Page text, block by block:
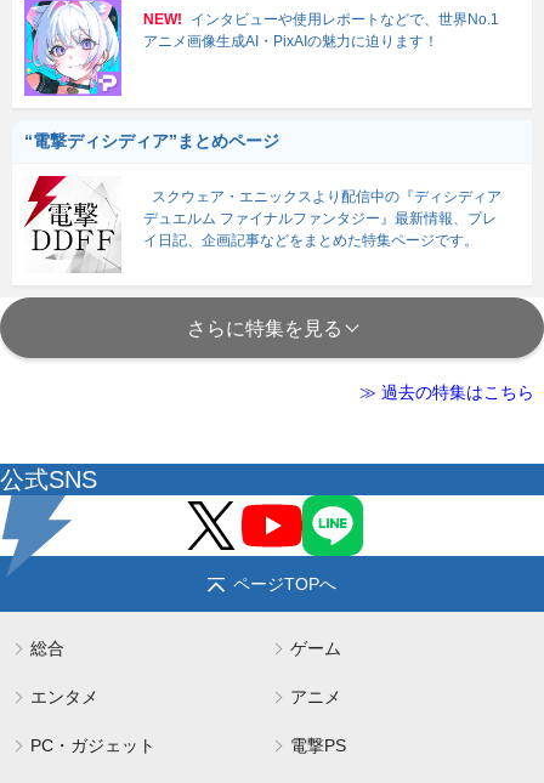
NEW!
インタビューや使用レポートなどで、世界No.1
アニメ画像生成AI・PixAIの魅力に迫ります！
“電撃ディシディア”まとめページ
スクウェア・エニックスより配信中の『ディシディア
デュエルム ファイナルファンタジー』最新情報、プレ
イ日記、企画記事などをまとめた特集ページです。
さらに特集を見る
≫ 過去の特集はこちら
公式SNS
ページTOPへ
総合 ゲーム
エンタメ アニメ
PC・ガジェット 電撃PS